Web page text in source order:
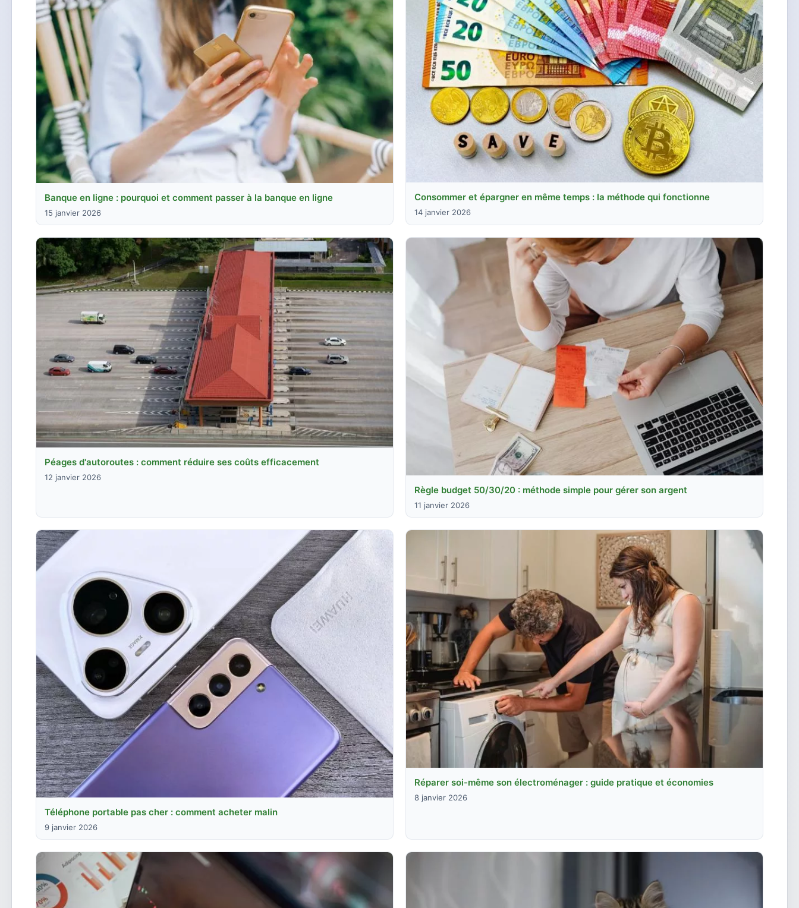
Banque en ligne : pourquoi et comment passer à la banque en ligne
15 janvier 2026
Consommer et épargner en même temps : la méthode qui fonctionne
14 janvier 2026
Péages d'autoroutes : comment réduire ses coûts efficacement
12 janvier 2026
Règle budget 50/30/20 : méthode simple pour gérer son argent
11 janvier 2026
Téléphone portable pas cher : comment acheter malin
9 janvier 2026
Réparer soi-même son électroménager : guide pratique et économies
8 janvier 2026